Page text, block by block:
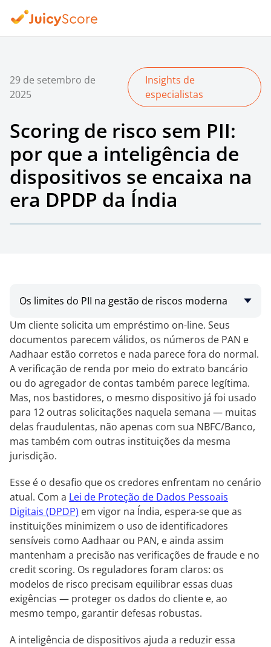
29 de setembro de
2025
Insights de
especialistas
Scoring de risco sem PII:
por que a inteligência de
dispositivos se encaixa na
era DPDP da Índia
Os limites do PII na gestão de riscos moderna
Um cliente solicita um empréstimo on-line. Seus
documentos parecem válidos, os números de PAN e
Aadhaar estão corretos e nada parece fora do normal.
A verificação de renda por meio do extrato bancário
ou do agregador de contas também parece legítima.
Mas, nos bastidores, o mesmo dispositivo já foi usado
para 12 outras solicitações naquela semana — muitas
delas fraudulentas, não apenas com sua NBFC/Banco,
mas também com outras instituições da mesma
jurisdição.
Esse é o desafio que os credores enfrentam no cenário
atual. Com a Lei de Proteção de Dados Pessoais
Digitais (DPDP) em vigor na Índia, espera-se que as
instituições minimizem o uso de identificadores
sensíveis como Aadhaar ou PAN, e ainda assim
mantenham a precisão nas verificações de fraude e no
credit scoring. Os reguladores foram claros: os
modelos de risco precisam equilibrar essas duas
exigências — proteger os dados do cliente e, ao
mesmo tempo, garantir defesas robustas.
A inteligência de dispositivos ajuda a reduzir essa